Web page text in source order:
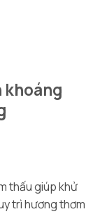
khoáng
thấu giúp khử
trì hương thơm